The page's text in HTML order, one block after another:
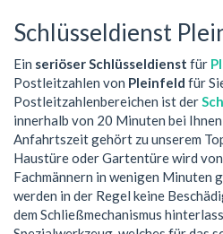
Schlüsseldienst
Ein seriöser Schlüsseldienst für
Postleitzahlen von Pleinfeld für
Postleitzahlenbereichen ist der
innerhalb von 20 Minuten bei
Anfahrtszeit gehört zu unserem
Haustüre oder Gartentüre wird
Fachmännern in wenigen Minuten
werden in der Regel keine
dem Schließmechanismus